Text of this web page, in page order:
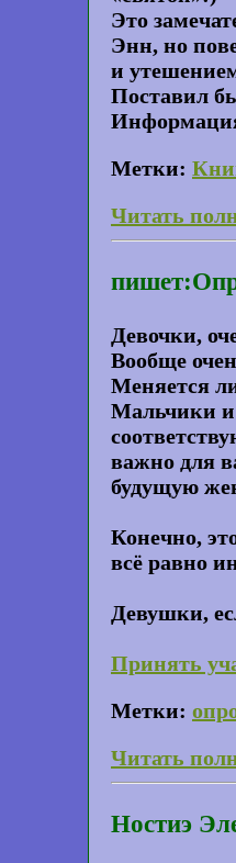
Это
Энн, но
и
Поставил
Метки:
Читать
Девочки,
Вообще
Меняется
Мальчики и
важно для
будущую
Конечно,
всё равно
Девушки,
Принять
Метки:
Читать
Ностиэ